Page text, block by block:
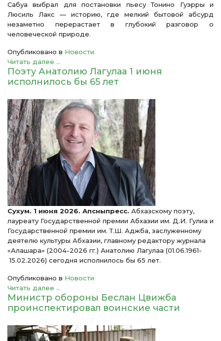
Сабуа выбрал для постановки пьесу Тонино Гуэрры и
Люсиль Лакс — историю, где мелкий бытовой абсурд
незаметно перерастает в глубокий разговор о
человеческой природе.
Опубликовано в Новости
Читать далее ...
Поэту Анатолию Лагулаа 1 июня
исполнилось бы 65 лет
Сухум. 1 июня 2026. Апсныпресс. Абхазскому поэту,
лауреату Государственной премии Абхазии им. Д.И. Гулиа и
Государственной премии им. Т.Ш. Аджба, заслуженному
деятелю культуры Абхазии, главному редактору журнала
«Алашара» (2004-2026 гг.) Анатолию Лагулаа (01.06.1961-
15.02.2026) сегодня исполнилось бы 65 лет.
Опубликовано в Новости
Читать далее ...
Министр обороны Беслан Цвижба
проинспектировал воинские части